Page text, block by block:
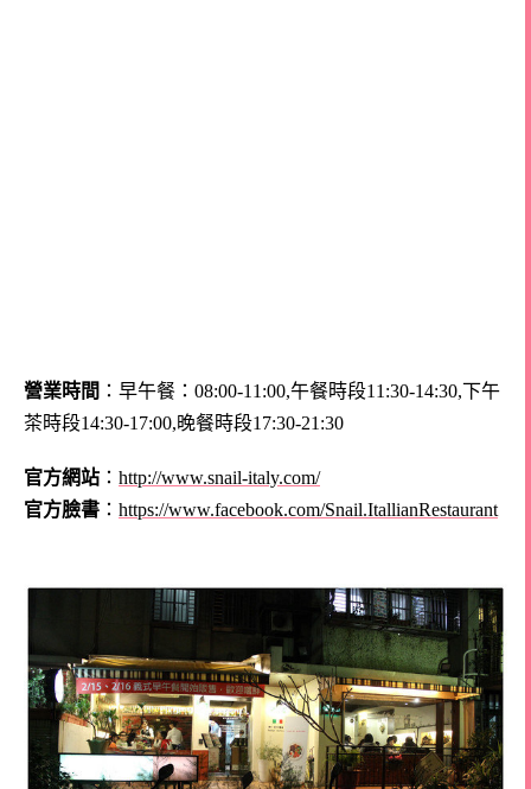
營業時間 ：早午餐：08:00-11:00,午餐時段11:30-14:30,下午
茶時段14:30-17:00,晚餐時段17:30-21:30
官方網站 ： http://www.snail-italy.com/
官方臉書 ： https://www.facebook.com/Snail.ItallianRestaurant